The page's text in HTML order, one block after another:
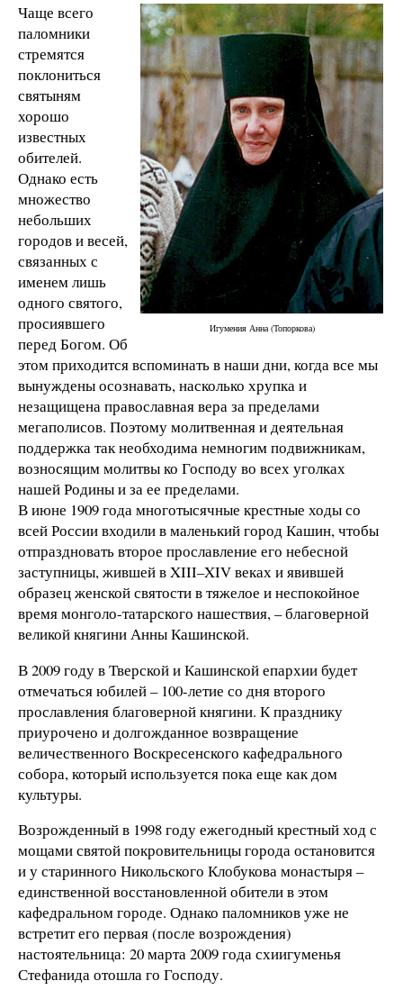
Игумения Анна (Топоркова)
Чаще всего
паломники
стремятся
поклониться
святыням
хорошо
известных
обителей.
Однако есть
множество
небольших
городов и весей,
связанных с
именем лишь
одного святого,
просиявшего
перед Богом. Об
этом приходится вспоминать в наши дни, когда все мы
вынуждены осознавать, насколько хрупка и
незащищена православная вера за пределами
мегаполисов. Поэтому молитвенная и деятельная
поддержка так необходима немногим подвижникам,
возносящим молитвы ко Господу во всех уголках
нашей Родины и за ее пределами.
В июне 1909 года многотысячные крестные ходы со
всей России входили в маленький город Кашин, чтобы
отпраздновать второе прославление его небесной
заступницы, жившей в XIII–XIV веках и явившей
образец женской святости в тяжелое и неспокойное
время монголо-татарского нашествия, – благоверной
великой княгини Анны Кашинской.
В 2009 году в Тверской и Кашинской епархии будет
отмечаться юбилей – 100-летие со дня второго
прославления благоверной княгини. К празднику
приурочено и долгожданное возвращение
величественного Воскресенского кафедрального
собора, который используется пока еще как дом
культуры.
Возрожденный в 1998 году ежегодный крестный ход с
мощами святой покровительницы города остановится
и у старинного Никольского Клобукова монастыря –
единственной восстановленной обители в этом
кафедральном городе. Однако паломников уже не
встретит его первая (после возрождения)
настоятельница: 20 марта 2009 года схиигуменья
Стефанида отошла го Господу.